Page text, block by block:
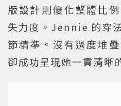
版設計則優化整體比
失力度。Jennie 的穿
節精準。沒有過度堆
卻成功呈現她一貫清晰